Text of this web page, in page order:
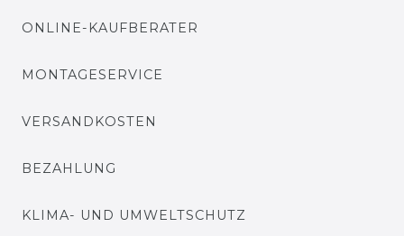
ONLINE-KAUFBERATER
MONTAGESERVICE
VERSANDKOSTEN
BEZAHLUNG
KLIMA- UND UMWELTSCHUTZ